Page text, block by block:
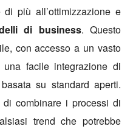
più all’ottimizzazione e
di business. Questo
con accesso a un vasto
facile integrazione di
su standard aperti.
combinare i processi di
trend che potrebbe